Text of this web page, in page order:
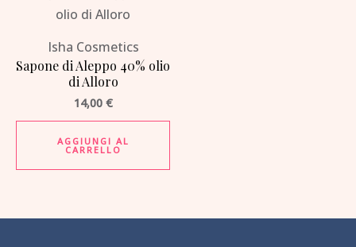
Isha Cosmetics
Sapone di Aleppo 40% olio
di Alloro
14,00 €
AGGIUNGI AL
CARRELLO